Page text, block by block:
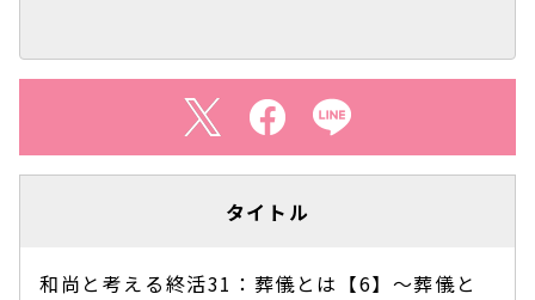
タイトル
和尚と考える終活31：葬儀とは【6】～葬儀と